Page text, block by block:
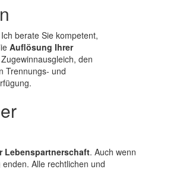
berate Sie kompetent,
Auflösung Ihrer
den
Trennungs- und
Lebenspartnerschaft. Auch wenn
Alle rechtlichen und